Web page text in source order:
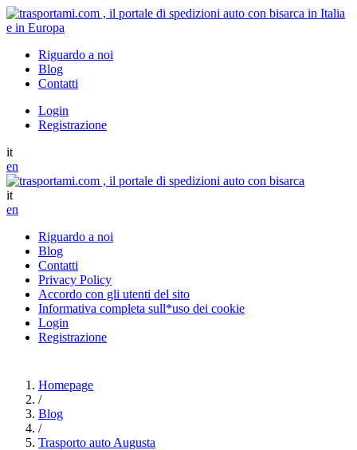
Riguardo a noi
Blog
Contatti
Login
Registrazione
it
en
it
en
Riguardo a noi
Blog
Contatti
Privacy Policy
Accordo con gli utenti del sito
Informativa completa sull*uso dei cookie
Login
Registrazione
Homepage
/
Blog
/
Trasporto auto Augusta